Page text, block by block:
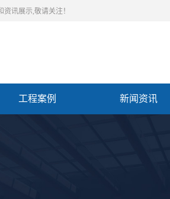
讯展示,敬请关注！
工程案例 新闻资讯